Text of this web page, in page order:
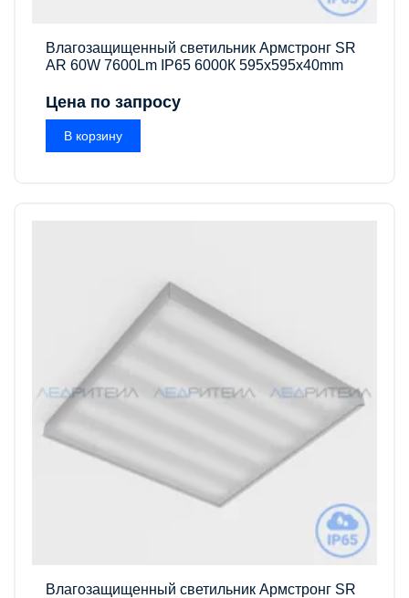
Влагозащищенный светильник Армстронг SR
AR 60W 7600Lm IP65 6000К 595x595x40mm
Цена по запросу
В корзину
Влагозащищенный светильник Армстронг SR